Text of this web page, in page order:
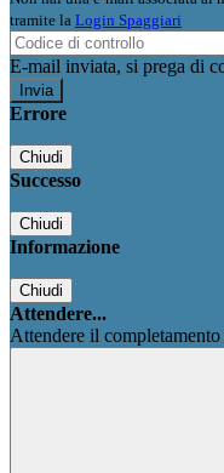
tramite la Login Spaggiari
E-mail inviata, si prega di
Errore
Chiudi
Successo
Chiudi
Informazione
Chiudi
Attendere...
Attendere il